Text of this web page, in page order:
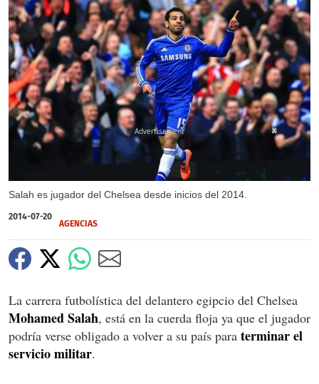
Salah es jugador del Chelsea desde inicios del 2014.
X
2014-07-20
AGENCIAS
La carrera futbolística del delantero egipcio del Chelsea
Mohamed Salah, está en la cuerda floja ya que el jugador
podría verse obligado a volver a su país para terminar el
servicio militar.